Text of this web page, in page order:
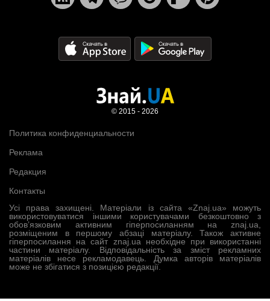
Усі права захищені. Матеріали із сайта «Znaj.ua» можуть
використовуватися іншими користувачами безкоштовно з
обов’язковим активним гіперпосиланням на znaj.ua,
розміщеним в першому абзаці матеріалу. Також активне
гіперпосилання на сайт znaj.ua необхідне при використанні
частини матеріалу. Відповідальність за зміст рекламних
матеріалів несе рекламодавець. Думка авторів матеріалів
може не збігатися з позицією редакції.
Политика конфиденциальности
Реклама
Редакция
Контакты
© 2015 - 2026